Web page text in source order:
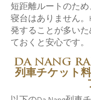
短距離ルートのため
寝台はありません
発することが多い
ておくと安心です。
DA NANG
列車チケット